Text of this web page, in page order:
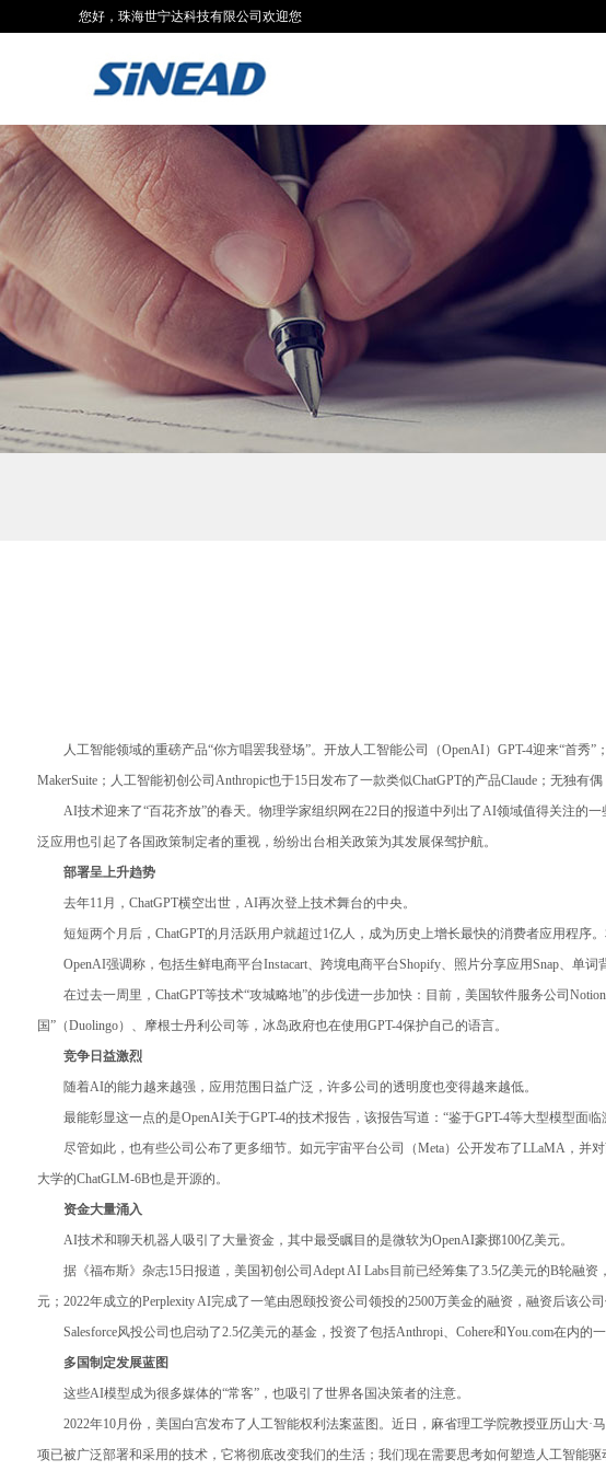
您好，珠海世宁达科技有限公司欢迎您
人工智能领域的重磅产品“你方唱罢我登场”。开放人工智能公司（OpenAI）GPT-4迎来“首
MakerSuite；人工智能初创公司Anthropic也于15日发布了一款类似ChatGPT的产品Claude；无独有
AI技术迎来了“百花齐放”的春天。物理学家组织网在22日的报道中列出了AI领域值得关注的
泛应用也引起了各国政策制定者的重视，纷纷出台相关政策为其发展保驾护航。
部署呈上升趋势
去年11月，ChatGPT横空出世，AI再次登上技术舞台的中央。
短短两个月后，ChatGPT的月活跃用户就超过1亿人，成为历史上增长最快的消费者应用程序
OpenAI强调称，包括生鲜电商平台Instacart、跨境电商平台Shopify、照片分享应用Snap、单
在过去一周里，ChatGPT等技术“攻城略地”的步伐进一步加快：目前，美国软件服务公司
国”（Duolingo）、摩根士丹利公司等，冰岛政府也在使用GPT-4保护自己的语言。
竞争日益激烈
随着AI的能力越来越强，应用范围日益广泛，许多公司的透明度也变得越来越低。
最能彰显这一点的是OpenAI关于GPT-4的技术报告，该报告写道：“鉴于GPT-4等大型模型
尽管如此，也有些公司公布了更多细节。如元宇宙平台公司（Meta）公开发布了LLaMA，并
大学的ChatGLM-6B也是开源的。
资金大量涌入
AI技术和聊天机器人吸引了大量资金，其中最受瞩目的是微软为OpenAI豪掷100亿美元。
据《福布斯》杂志15日报道，美国初创公司Adept AI Labs目前已经筹集了3.5亿美元的B轮融
元；2022年成立的Perplexity AI完成了一笔由恩颐投资公司领投的2500万美金的融资，融资后该公司
Salesforce风投公司也启动了2.5亿美元的基金，投资了包括Anthropi、Cohere和You.com在内的
多国制定发展蓝图
这些AI模型成为很多媒体的“常客”，也吸引了世界各国决策者的注意。
2022年10月份，美国白宫发布了人工智能权利法案蓝图。近日，麻省理工学院教授亚历山大
项已被广泛部署和采用的技术，它将彻底改变我们的生活；我们现在需要思考如何塑造人工智能驱